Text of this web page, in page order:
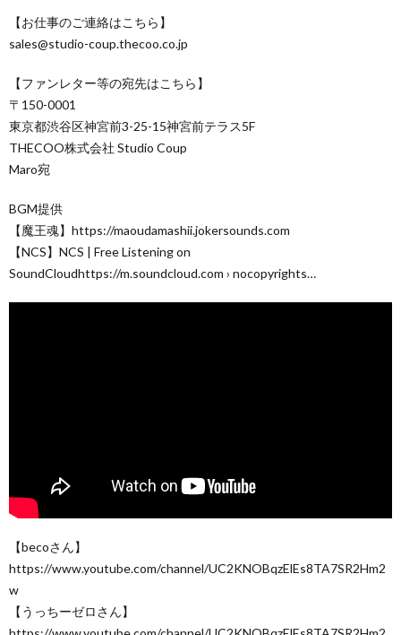
【お仕事のご連絡はこちら】
sales@studio-coup.thecoo.co.jp
【ファンレター等の宛先はこちら】
〒150-0001
東京都渋谷区神宮前3-25-15神宮前テラス5F
THECOO株式会社 Studio Coup
Maro宛
BGM提供
【魔王魂】https://maoudamashii.jokersounds.com
【NCS】NCS | Free Listening on
SoundCloudhttps://m.soundcloud.com › nocopyrights…
【becoさん】
https://www.youtube.com/channel/UC2KNOBqzElEs8TA7SR2Hm2
w
【うっちーゼロさん】